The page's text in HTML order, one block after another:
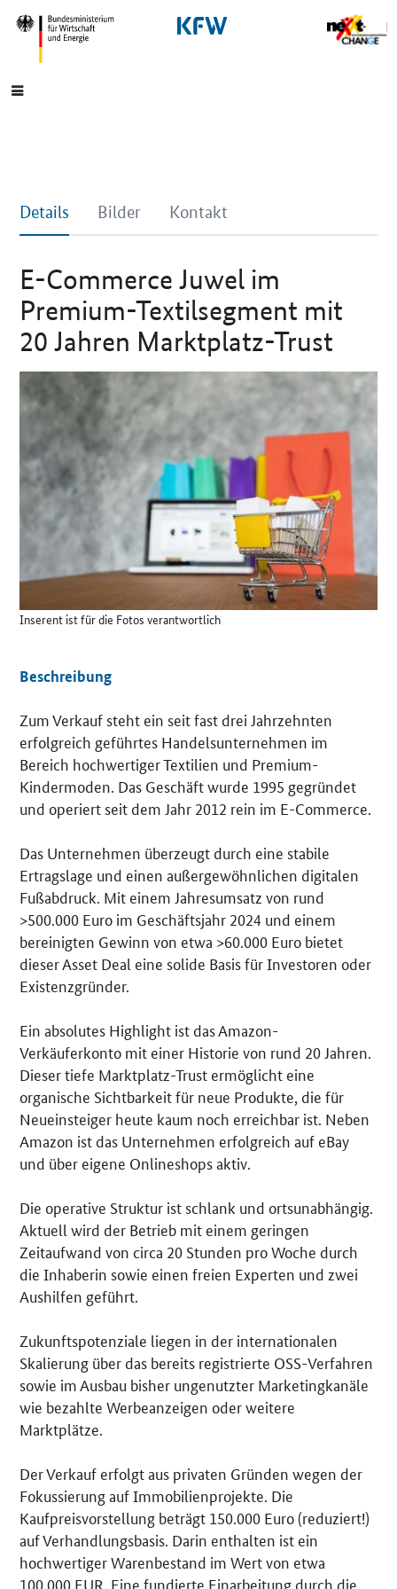
SrOnlyNavigation
Hauptmenü
Details Bilder Kontakt
E-Commerce Juwel im
Premium-Textilsegment mit
20 Jahren Marktplatz-Trust
Details
Inserent ist für die Fotos verantwortlich
Beschreibung
Zum Verkauf steht ein seit fast drei Jahrzehnten
erfolgreich geführtes Handelsunternehmen im
Bereich hochwertiger Textilien und Premium-
Kindermoden. Das Geschäft wurde 1995 gegründet
und operiert seit dem Jahr 2012 rein im E-Commerce.
Das Unternehmen überzeugt durch eine stabile
Ertragslage und einen außergewöhnlichen digitalen
Fußabdruck. Mit einem Jahresumsatz von rund
>500.000 Euro im Geschäftsjahr 2024 und einem
bereinigten Gewinn von etwa >60.000 Euro bietet
dieser Asset Deal eine solide Basis für Investoren oder
Existenzgründer.
Ein absolutes Highlight ist das Amazon-
Verkäuferkonto mit einer Historie von rund 20 Jahren.
Dieser tiefe Marktplatz-Trust ermöglicht eine
organische Sichtbarkeit für neue Produkte, die für
Neueinsteiger heute kaum noch erreichbar ist. Neben
Amazon ist das Unternehmen erfolgreich auf eBay
und über eigene Onlineshops aktiv.
Die operative Struktur ist schlank und ortsunabhängig.
Aktuell wird der Betrieb mit einem geringen
Zeitaufwand von circa 20 Stunden pro Woche durch
die Inhaberin sowie einen freien Experten und zwei
Aushilfen geführt.
Zukunftspotenziale liegen in der internationalen
Skalierung über das bereits registrierte OSS-Verfahren
sowie im Ausbau bisher ungenutzter Marketingkanäle
wie bezahlte Werbeanzeigen oder weitere
Marktplätze.
Der Verkauf erfolgt aus privaten Gründen wegen der
Fokussierung auf Immobilienprojekte. Die
Kaufpreisvorstellung beträgt 150.000 Euro (reduziert!)
auf Verhandlungsbasis. Darin enthalten ist ein
hochwertiger Warenbestand im Wert von etwa
100.000 EUR. Eine fundierte Einarbeitung durch die